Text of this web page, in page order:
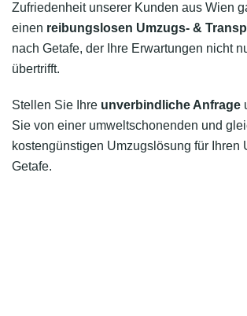
Zufriedenheit unserer Kunden aus Wien
einen reibungslosen Umzugs- &
nach Getafe, der Ihre Erwartungen nicht
übertrifft.
Stellen Sie Ihre unverbindliche Anfrage
Sie von einer umweltschonenden und
kostengünstigen Umzugslösung für Ihren
Getafe.